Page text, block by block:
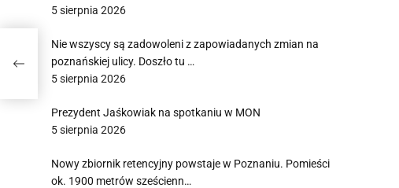
5 sierpnia 2026
Nie wszyscy są zadowoleni z zapowiadanych zmian na
poznańskiej ulicy. Doszło tu …
5 sierpnia 2026
Prezydent Jaśkowiak na spotkaniu w MON
5 sierpnia 2026
Nowy zbiornik retencyjny powstaje w Poznaniu. Pomieści
ok. 1900 metrów sześcienn…